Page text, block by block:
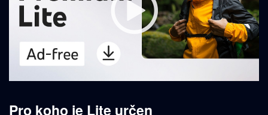
Pro koho je Lite určen